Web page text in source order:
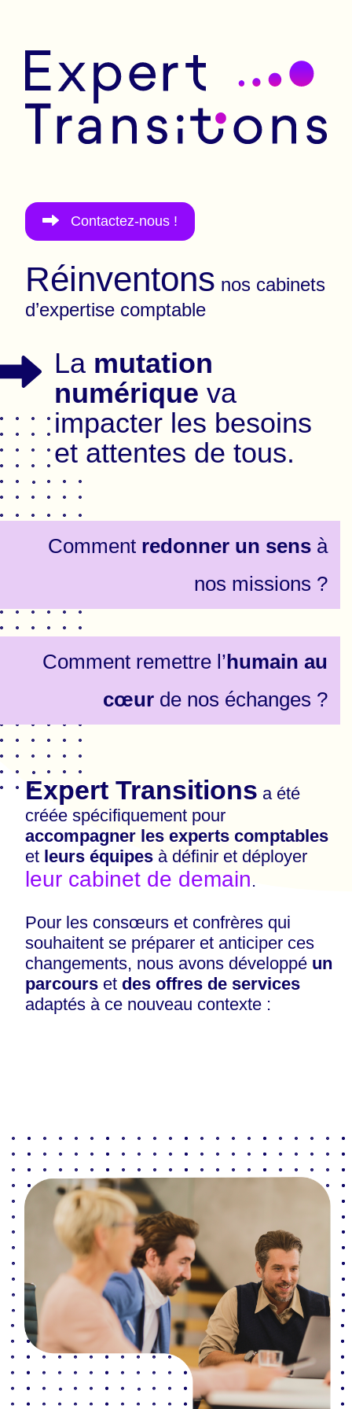
Contactez-nous !
Réinventons nos cabinets
d’expertise comptable
La mutation
numérique va
impacter les besoins
et attentes de tous.
Comment redonner un sens à
nos missions ?
Comment remettre l’humain au
cœur de nos échanges ?
Expert Transitions a été
créée spécifiquement pour
accompagner les experts comptables
et leurs équipes à définir et déployer
leur cabinet de demain.
Pour les consœurs et confrères qui
souhaitent se préparer et anticiper ces
changements, nous avons développé un
parcours et des offres de services
adaptés à ce nouveau contexte :